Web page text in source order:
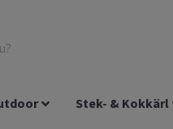
Stek- & Kokkärl